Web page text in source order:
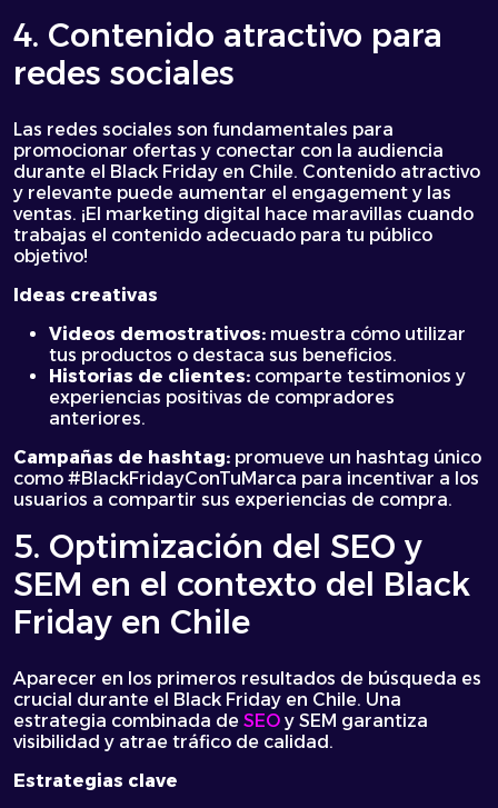
4. Contenido atractivo para
redes sociales
Las redes sociales son fundamentales para
promocionar ofertas y conectar con la audiencia
durante el Black Friday en Chile. Contenido atractivo
y relevante puede aumentar el engagement y las
ventas. ¡El marketing digital hace maravillas cuando
trabajas el contenido adecuado para tu público
objetivo!
Ideas creativas
Videos demostrativos: muestra cómo utilizar
tus productos o destaca sus beneficios.
Historias de clientes: comparte testimonios y
experiencias positivas de compradores
anteriores.
Campañas de hashtag: promueve un hashtag único
como #BlackFridayConTuMarca para incentivar a los
usuarios a compartir sus experiencias de compra.
5. Optimización del SEO y
SEM en el contexto del Black
Friday en Chile
Aparecer en los primeros resultados de búsqueda es
crucial durante el Black Friday en Chile. Una
estrategia combinada de SEO y SEM garantiza
visibilidad y atrae tráfico de calidad.
Estrategias clave